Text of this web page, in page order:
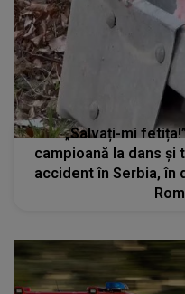
„Salvați-mi
campioană la dans și
accident în Serbia, în